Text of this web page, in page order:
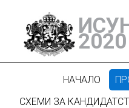
2020
НАЧАЛО
СХЕМИ ЗА